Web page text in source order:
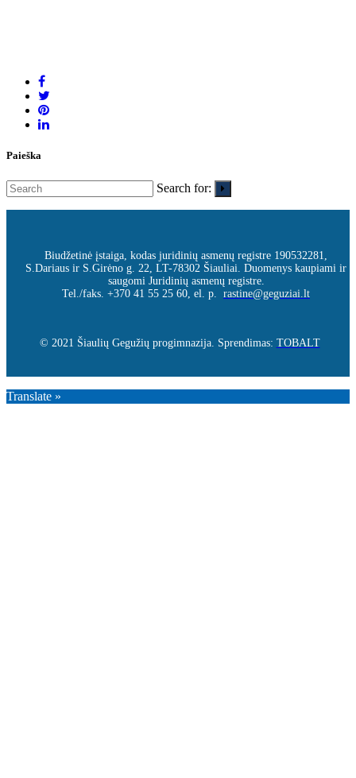
Paieška
Search for:
Biudžetinė įstaiga, kodas juridinių asmenų registre 190532281,
S.Dariaus ir S.Girėno g. 22, LT-78302 Šiauliai. Duomenys kaupiami ir
saugomi Juridinių asmenų registre.
Tel./faks. +370 41 55 25 60, el. p. rastine@geguziai.lt
© 2021 Šiaulių Gegužių progimnazija. Sprendimas: TOBALT
Translate »